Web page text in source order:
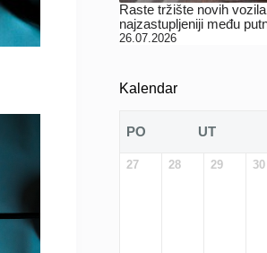
Raste tržište novih
najzastupljeniji među
26.07.2026
Kalendar
PO UT
27 28 29 30